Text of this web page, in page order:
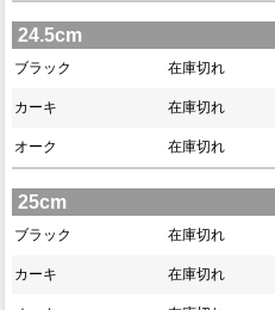
24.5cm
ブラック 在庫切れ
カーキ 在庫切れ
オーク 在庫切れ
25cm
ブラック 在庫切れ
カーキ 在庫切れ